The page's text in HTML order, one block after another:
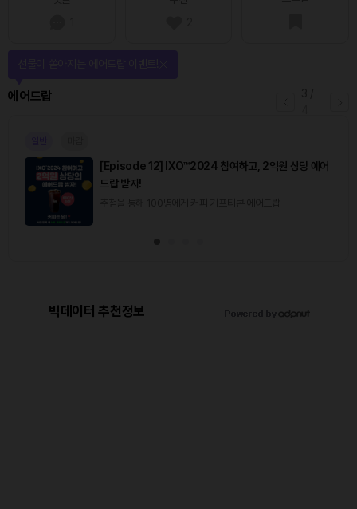
에어드랍
[Episode 12] IXO™2024 참여하고, 2억원 상당 에어
드랍 받자!
빅데이터 추천정보